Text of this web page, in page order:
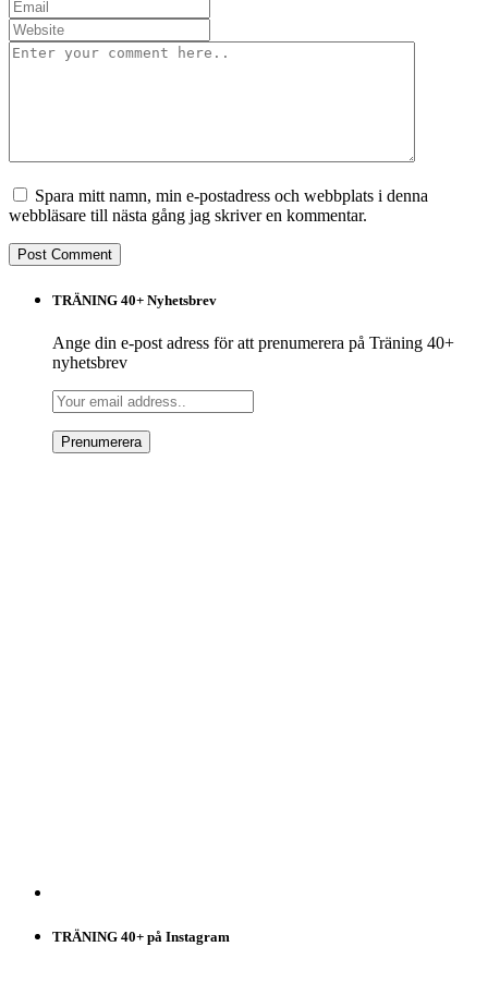
Spara mitt namn, min e-postadress och webbplats i denna
webbläsare till nästa gång jag skriver en kommentar.
TRÄNING 40+ Nyhetsbrev
Ange din e-post adress för att prenumerera på Träning 40+
nyhetsbrev
TRÄNING 40+ på Instagram